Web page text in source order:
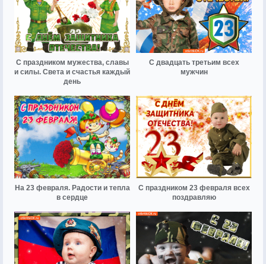
С праздником мужества, славы
и силы. Света и счастья каждый
день
С двадцать третьим всех
мужчин
На 23 февраля. Радости и тепла
в сердце
С праздником 23 февраля всех
поздравляю